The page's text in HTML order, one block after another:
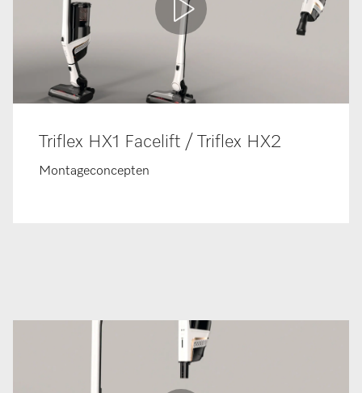
Triflex HX1 Facelift / Triflex HX2
Montageconcepten